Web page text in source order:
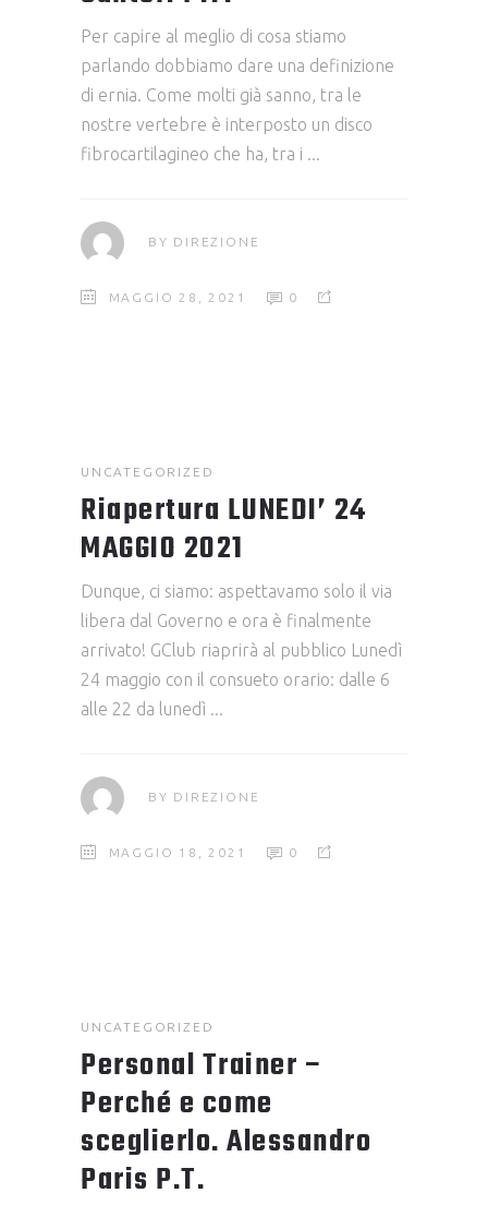
Per capire al meglio di cosa stiamo
parlando dobbiamo dare una definizione
di ernia. Come molti già sanno, tra le
nostre vertebre è interposto un disco
fibrocartilagineo che ha, tra i
BY DIREZIONE
MAGGIO 28, 2021 0
UNCATEGORIZED
Riapertura LUNEDI’ 24
MAGGIO 2021
Dunque, ci siamo: aspettavamo solo il via
libera dal Governo e ora è finalmente
arrivato! GClub riaprirà al pubblico Lunedì
24 maggio con il consueto orario: dalle 6
alle 22 da lunedì
BY DIREZIONE
MAGGIO 18, 2021 0
UNCATEGORIZED
Personal Trainer –
Perché e come
sceglierlo. Alessandro
Paris P.T.